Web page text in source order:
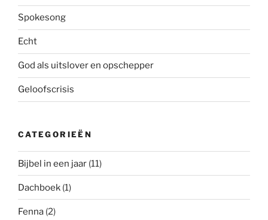
Spokesong
Echt
God als uitslover en opschepper
Geloofscrisis
CATEGORIEËN
Bijbel in een jaar (11)
Dachboek (1)
Fenna (2)